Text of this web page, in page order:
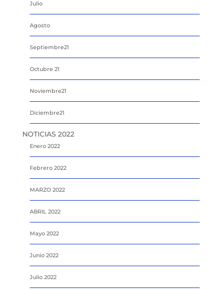
Julio
Agosto
Septiembre21
Octubre 21
Noviembre21
Diciembre21
NOTICIAS 2022
Enero 2022
Febrero 2022
MARZO 2022
ABRIL 2022
Mayo 2022
Junio 2022
Julio 2022